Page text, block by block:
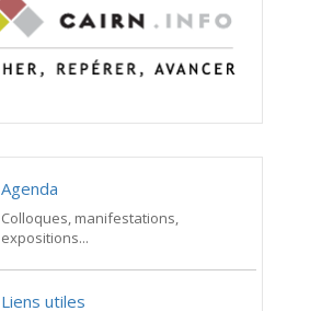
Agenda
Colloques, manifestations,
expositions...
Liens utiles